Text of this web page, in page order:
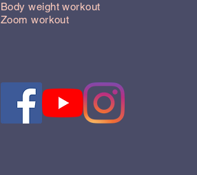
Body weight workout
Zoom workout